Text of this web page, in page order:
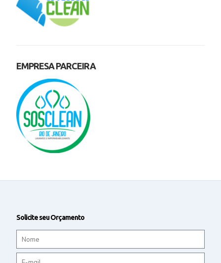
EMPRESA PARCEIRA
Solicite seu Orçamento